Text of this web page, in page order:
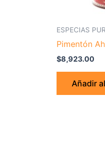
ESPECIAS
Pimentón
$8,923.00
Añadir